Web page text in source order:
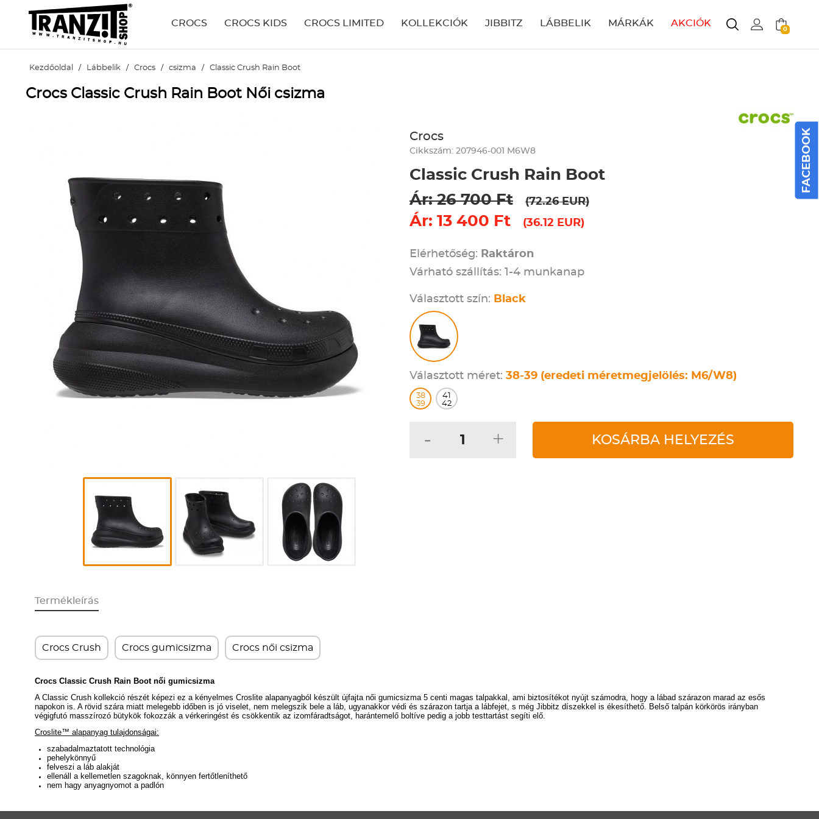
CROCS CROCS KIDS CROCS LIMITED KOLLEKCIÓK JIBBITZ LÁBBELIK MÁRKÁK AKCIÓK
0
Kezdőoldal / Lábbelik / Crocs / csizma / Classic Crush Rain Boot
Crocs Classic Crush Rain Boot Női csizma
Crocs
Cikkszám: 207946-001 M6W8
Classic Crush Rain Boot
Ár: 26 700 Ft
(72.26 EUR)
Ár: 13 400 Ft (36.12 EUR)
Elérhetőség: Raktáron
Várható szállítás: 1-4 munkanap
Választott szín: Black
Választott méret: 38-39 (eredeti méretmegjelölés: M6/W8)
38
39
41
42
- + KOSÁRBA HELYEZÉS
Termékleírás
Crocs Crush Crocs gumicsizma Crocs női csizma
Crocs Classic Crush Rain Boot női gumicsizma
A Classic Crush kollekció részét képezi ez a kényelmes Croslite alapanyagból készült újfajta női gumicsizma 5 centi magas talpakkal, ami biztosítékot nyújt számodra, hogy a lábad szárazon marad az esős
napokon is. A rövid szára miatt melegebb időben is jó viselet, nem melegszik bele a láb, ugyanakkor védi és szárazon tartja a lábfejet, s még Jibbitz díszekkel is ékesíthető. Belső talpán körkörös irányban
végigfutó masszírozó bütykök fokozzák a vérkeringést és csökkentik az izomfáradtságot, harántemelő boltíve pedig a jobb testtartást segíti elő.
Croslite™ alapanyag tulajdonságai:
szabadalmaztatott technológia
pehelykönnyű
felveszi a láb alakját
ellenáll a kellemetlen szagoknak, könnyen fertőtleníthető
nem hagy anyagnyomot a padlón
FACEBOOK